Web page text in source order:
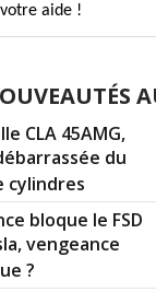
aide !
CLA 45AMG,
du
cylindres
bloque le FSD
vengeance
?